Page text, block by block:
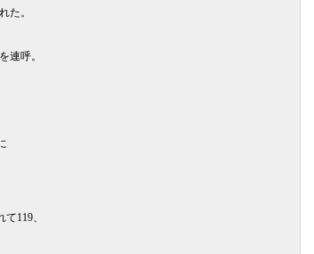
た。
連呼。
119、